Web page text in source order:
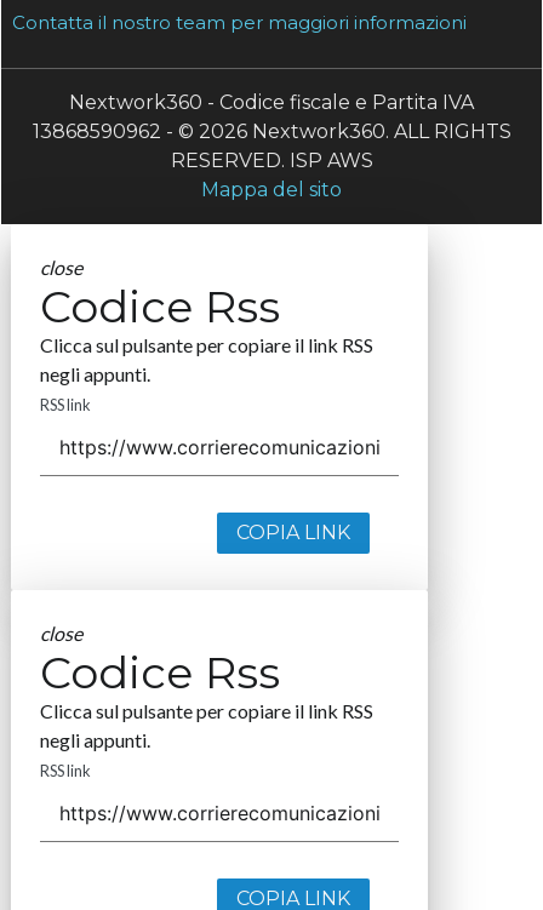
Contatta il nostro team per maggiori informazioni
Nextwork360 - Codice fiscale e Partita IVA
13868590962 - © 2026 Nextwork360. ALL RIGHTS
RESERVED. ISP AWS
Mappa del sito
close
Codice Rss
Clicca sul pulsante per copiare il link RSS
negli appunti.
RSS link
COPIA LINK
close
Codice Rss
Clicca sul pulsante per copiare il link RSS
negli appunti.
RSS link
COPIA LINK